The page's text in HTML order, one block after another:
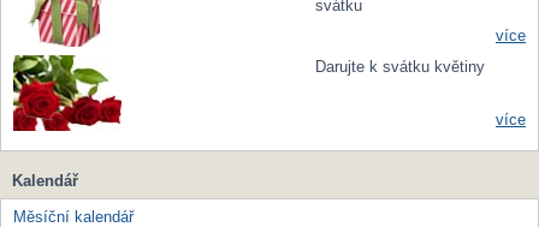
svátku
více
Darujte k svátku květiny
více
Kalendář
Měsíční kalendář